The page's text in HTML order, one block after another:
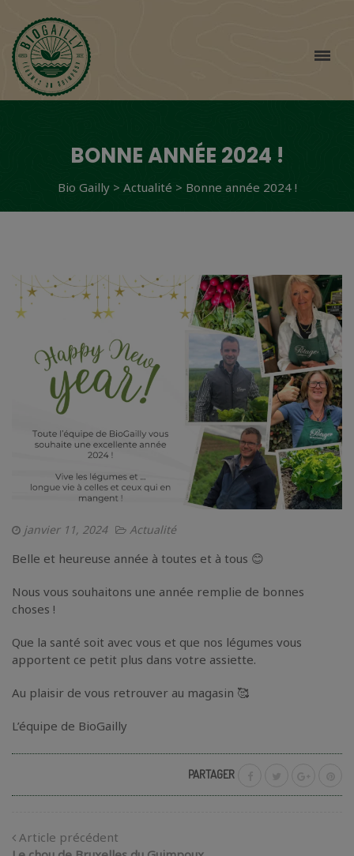
BONNE ANNÉE 2024 !
Bio Gailly> Actualité > Bonne année 2024 !
janvier 11, 2024 Actualité
Belle et heureuse année à toutes et à tous 😊
Nous vous souhaitons une année remplie de bonnes
choses !
Que la santé soit avec vous et que nos légumes vous
apportent ce petit plus dans votre assiette.
Au plaisir de vous retrouver au magasin 🥰
L’équipe de BioGailly
PARTAGER
Article précédent